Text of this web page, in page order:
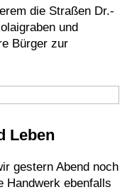
die Straßen Dr.-
und
Bürger zur
Leben
gestern Abend noch
Handwerk ebenfalls